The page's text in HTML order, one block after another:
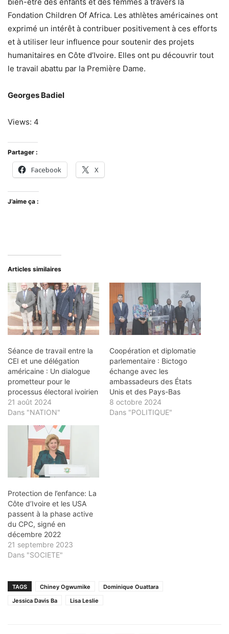
Fondation Children Of Africa. Les athlètes américaines ont
exprimé un intérêt à contribuer positivement à ces efforts
et à utiliser leur influence pour soutenir des projets
humanitaires en Côte d’Ivoire. Elles ont pu découvrir tout
le travail abattu par la Première Dame.
Georges Badiel
Views: 4
Partager :
Facebook X
J’aime ça :
Articles similaires
Séance de travail entre la
CEI et une délégation
américaine : Un dialogue
prometteur pour le
processus électoral ivoirien
21 août 2024
Dans "NATION"
Coopération et diplomatie
parlementaire : Bictogo
échange avec les
ambassadeurs des États
Unis et des Pays-Bas
8 octobre 2024
Dans "POLITIQUE"
Protection de l’enfance: La
Côte d’Ivoire et les USA
passent à la phase active
du CPC, signé en
décembre 2022
21 septembre 2023
Dans "SOCIETE"
TAGS Chiney Ogwumike
Dominique Ouattara
Jessica Davis Ba
Lisa Leslie